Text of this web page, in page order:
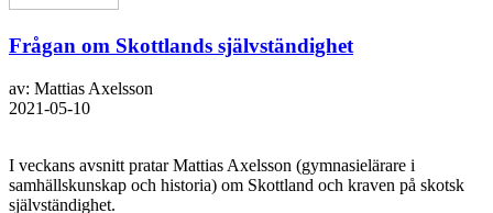
Frågan om Skottlands självständighet
av: Mattias Axelsson
2021-05-10
I veckans avsnitt pratar Mattias Axelsson (gymnasielärare i
samhällskunskap och historia) om Skottland och kraven på skotsk
självständighet.